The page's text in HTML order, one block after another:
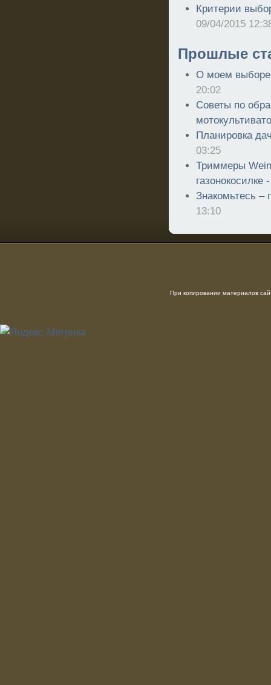
Критерии
09/04/2015
Прошлые
О моем выборе
20:02
Советы по
Планировка
03:25
Триммеры
газонокосилке
Знакомьтесь –
13:10
При копировании материалов